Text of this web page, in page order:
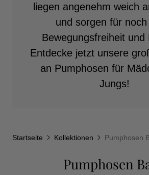
liegen angenehm weich
und sorgen für
Bewegungsfreiheit und
Entdecke jetzt unsere
an Pumphosen für
Jungs!
Startseite Kollektionen Pumphosen
Pumphosen